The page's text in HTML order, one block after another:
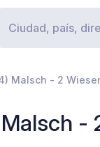
Malsch - 2
-